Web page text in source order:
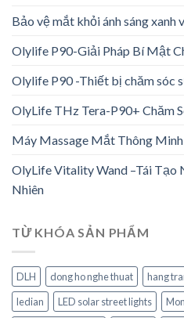
Bảo vệ mắt khỏi ánh sáng xanh
Olylife P90-Giải Pháp Bí Mật
Olylife P90 -Thiết bị chăm sóc
OlyLife THz Tera-P90+ Chăm
Máy Massage Mắt Thông
OlyLife Vitality Wand –Tái
Nhiên
TỪ KHÓA SẢN PHẨM
DLH dong ho nghe thuat hang
ledian
LED solar street lights